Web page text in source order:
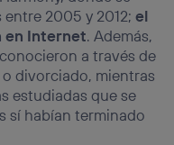
entre 2005 y 2012;el
en Internet. Además,
a través de
divorciado, mientras
estudiadas que se
sí habían terminado